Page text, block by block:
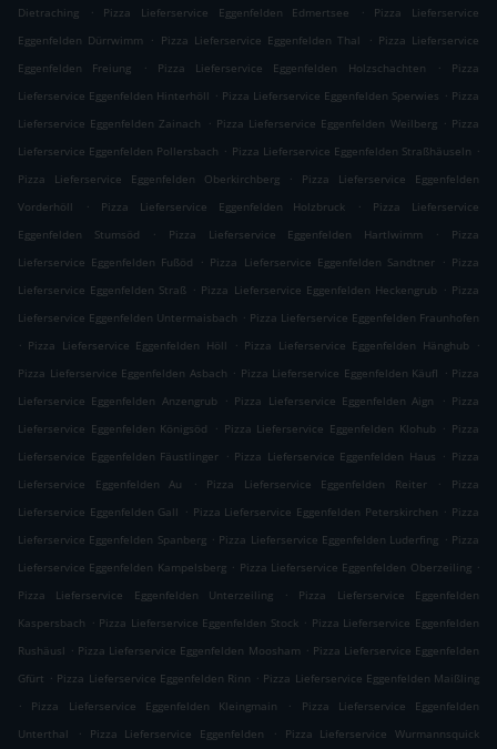
Dietraching
. Pizza Lieferservice Eggenfelden Edmertsee .
Pizza Lieferservice
Eggenfelden Dürrwimm
. Pizza Lieferservice Eggenfelden Thal . Pizza Lieferservice
Eggenfelden Freiung
. Pizza Lieferservice Eggenfelden Holzschachten .
Pizza
Lieferservice Eggenfelden Hinterhöll . Pizza Lieferservice Eggenfelden Sperwies . Pizza
Lieferservice Eggenfelden Zainach
. Pizza Lieferservice Eggenfelden Weilberg . Pizza
Lieferservice Eggenfelden Pollersbach . Pizza Lieferservice Eggenfelden Straßhäuseln .
Pizza Lieferservice Eggenfelden Oberkirchberg
.
Pizza Lieferservice Eggenfelden
Vorderhöll
. Pizza Lieferservice Eggenfelden Holzbruck .
Pizza Lieferservice
Eggenfelden Stumsöd
. Pizza Lieferservice Eggenfelden Hartlwimm .
Pizza
Lieferservice Eggenfelden Fußöd
. Pizza Lieferservice Eggenfelden Sandtner . Pizza
Lieferservice Eggenfelden Straß . Pizza Lieferservice Eggenfelden Heckengrub . Pizza
Lieferservice Eggenfelden Untermaisbach . Pizza Lieferservice Eggenfelden Fraunhofen
. Pizza Lieferservice Eggenfelden Höll . Pizza Lieferservice Eggenfelden Hänghub
.
Pizza Lieferservice Eggenfelden Asbach . Pizza Lieferservice Eggenfelden Käufl . Pizza
Lieferservice Eggenfelden Anzengrub
. Pizza Lieferservice Eggenfelden Aign . Pizza
Lieferservice Eggenfelden Königsöd
. Pizza Lieferservice Eggenfelden Klohub . Pizza
Lieferservice Eggenfelden Fäustlinger . Pizza Lieferservice Eggenfelden Haus . Pizza
Lieferservice Eggenfelden Au
. Pizza Lieferservice Eggenfelden Reiter .
Pizza
Lieferservice Eggenfelden Gall . Pizza Lieferservice Eggenfelden Peterskirchen . Pizza
Lieferservice Eggenfelden Spanberg . Pizza Lieferservice Eggenfelden Luderfing . Pizza
Lieferservice Eggenfelden Kampelsberg . Pizza Lieferservice Eggenfelden Oberzeiling .
Pizza Lieferservice Eggenfelden Unterzeiling
.
Pizza Lieferservice Eggenfelden
Kaspersbach . Pizza Lieferservice Eggenfelden Stock . Pizza Lieferservice Eggenfelden
Rushäusl . Pizza Lieferservice Eggenfelden Moosham . Pizza Lieferservice Eggenfelden
Gfürt . Pizza Lieferservice Eggenfelden Rinn . Pizza Lieferservice Eggenfelden Maißling
.
Pizza Lieferservice Eggenfelden Kleingmain .
Pizza Lieferservice Eggenfelden
Unterthal
. Pizza Lieferservice Eggenfelden . Pizza Lieferservice Wurmannsquick